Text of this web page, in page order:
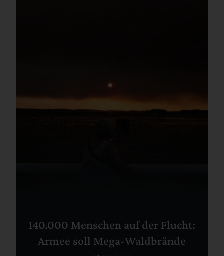
140.000 Menschen auf der Flucht:
Armee soll Mega-Waldbrände